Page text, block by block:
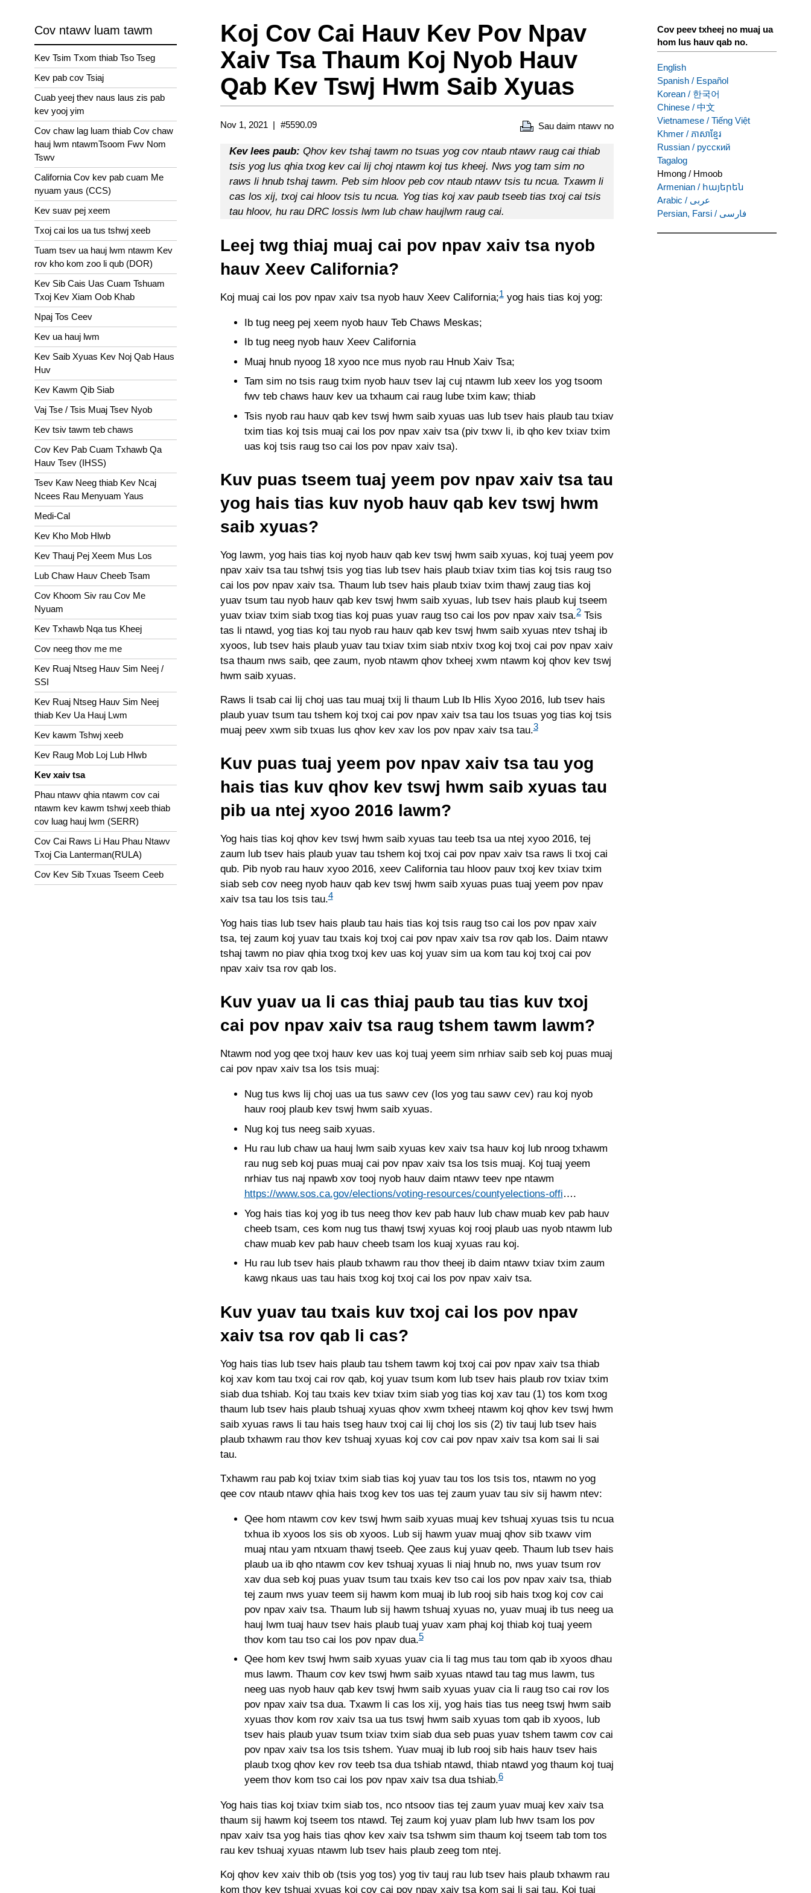
Cov ntawv luam tawm
Kev Tsim Txom thiab Tso Tseg
Kev pab cov Tsiaj
Cuab yeej thev naus laus zis pab
kev yooj yim
Cov chaw lag luam thiab Cov chaw
hauj lwm ntawmTsoom Fwv Nom
Tswv
California Cov kev pab cuam Me
nyuam yaus (CCS)
Kev suav pej xeem
Txoj cai los ua tus tshwj xeeb
Tuam tsev ua hauj lwm ntawm Kev
rov kho kom zoo li qub (DOR)
Kev Sib Cais Uas Cuam Tshuam
Txoj Kev Xiam Oob Khab
Npaj Tos Ceev
Kev ua hauj lwm
Kev Saib Xyuas Kev Noj Qab Haus
Huv
Kev Kawm Qib Siab
Vaj Tse / Tsis Muaj Tsev Nyob
Kev tsiv tawm teb chaws
Cov Kev Pab Cuam Txhawb Qa
Hauv Tsev (IHSS)
Tsev Kaw Neeg thiab Kev Ncaj
Ncees Rau Menyuam Yaus
Medi-Cal
Kev Kho Mob Hlwb
Kev Thauj Pej Xeem Mus Los
Lub Chaw Hauv Cheeb Tsam
Cov Khoom Siv rau Cov Me
Nyuam
Kev Txhawb Nqa tus Kheej
Cov neeg thov me me
Kev Ruaj Ntseg Hauv Sim Neej /
SSI
Kev Ruaj Ntseg Hauv Sim Neej
thiab Kev Ua Hauj Lwm
Kev kawm Tshwj xeeb
Kev Raug Mob Loj Lub Hlwb
Kev xaiv tsa
Phau ntawv qhia ntawm cov cai
ntawm kev kawm tshwj xeeb thiab
cov luag hauj lwm (SERR)
Cov Cai Raws Li Hau Phau Ntawv
Txoj Cia Lanterman(RULA)
Cov Kev Sib Txuas Tseem Ceeb
Koj Cov Cai Hauv Kev Pov Npav
Xaiv Tsa Thaum Koj Nyob Hauv
Qab Kev Tswj Hwm Saib Xyuas
Nov 1, 2021 #5590.09 Sau daim ntawv no
Kev lees paub: Qhov kev tshaj tawm no tsuas yog cov ntaub ntawv raug cai thiab
tsis yog lus qhia txog kev cai lij choj ntawm koj tus kheej. Nws yog tam sim no
raws li hnub tshaj tawm. Peb sim hloov peb cov ntaub ntawv tsis tu ncua. Txawm li
cas los xij, txoj cai hloov tsis tu ncua. Yog tias koj xav paub tseeb tias txoj cai tsis
tau hloov, hu rau DRC lossis lwm lub chaw haujlwm raug cai.
Leej twg thiaj muaj cai pov npav xaiv tsa nyob
hauv Xeev California?
Koj muaj cai los pov npav xaiv tsa nyob hauv Xeev California;1yog hais tias koj yog:
Ib tug neeg pej xeem nyob hauv Teb Chaws Meskas;
Ib tug neeg nyob hauv Xeev California
Muaj hnub nyoog 18 xyoo nce mus nyob rau Hnub Xaiv Tsa;
Tam sim no tsis raug txim nyob hauv tsev laj cuj ntawm lub xeev los yog tsoom
fwv teb chaws hauv kev ua txhaum cai raug lube txim kaw; thiab
Tsis nyob rau hauv qab kev tswj hwm saib xyuas uas lub tsev hais plaub tau txiav
txim tias koj tsis muaj cai los pov npav xaiv tsa (piv txwv li, ib qho kev txiav txim
uas koj tsis raug tso cai los pov npav xaiv tsa).
Kuv puas tseem tuaj yeem pov npav xaiv tsa tau
yog hais tias kuv nyob hauv qab kev tswj hwm
saib xyuas?
Yog lawm, yog hais tias koj nyob hauv qab kev tswj hwm saib xyuas, koj tuaj yeem pov
npav xaiv tsa tau tshwj tsis yog tias lub tsev hais plaub txiav txim tias koj tsis raug tso
cai los pov npav xaiv tsa. Thaum lub tsev hais plaub txiav txim thawj zaug tias koj
yuav tsum tau nyob hauv qab kev tswj hwm saib xyuas, lub tsev hais plaub kuj tseem
yuav txiav txim siab txog tias koj puas yuav raug tso cai los pov npav xaiv tsa.2Tsis
tas li ntawd, yog tias koj tau nyob rau hauv qab kev tswj hwm saib xyuas ntev tshaj ib
xyoos, lub tsev hais plaub yuav tau txiav txim siab ntxiv txog koj txoj cai pov npav xaiv
tsa thaum nws saib, qee zaum, nyob ntawm qhov txheej xwm ntawm koj qhov kev tswj
hwm saib xyuas.
Raws li tsab cai lij choj uas tau muaj txij li thaum Lub Ib Hlis Xyoo 2016, lub tsev hais
plaub yuav tsum tau tshem koj txoj cai pov npav xaiv tsa tau los tsuas yog tias koj tsis
muaj peev xwm sib txuas lus qhov kev xav los pov npav xaiv tsa tau.3
Kuv puas tuaj yeem pov npav xaiv tsa tau yog
hais tias kuv qhov kev tswj hwm saib xyuas tau
pib ua ntej xyoo 2016 lawm?
Yog hais tias koj qhov kev tswj hwm saib xyuas tau teeb tsa ua ntej xyoo 2016, tej
zaum lub tsev hais plaub yuav tau tshem koj txoj cai pov npav xaiv tsa raws li txoj cai
qub. Pib nyob rau hauv xyoo 2016, xeev California tau hloov pauv txoj kev txiav txim
siab seb cov neeg nyob hauv qab kev tswj hwm saib xyuas puas tuaj yeem pov npav
xaiv tsa tau los tsis tau.4
Yog hais tias lub tsev hais plaub tau hais tias koj tsis raug tso cai los pov npav xaiv
tsa, tej zaum koj yuav tau txais koj txoj cai pov npav xaiv tsa rov qab los. Daim ntawv
tshaj tawm no piav qhia txog txoj kev uas koj yuav sim ua kom tau koj txoj cai pov
npav xaiv tsa rov qab los.
Kuv yuav ua li cas thiaj paub tau tias kuv txoj
cai pov npav xaiv tsa raug tshem tawm lawm?
Ntawm nod yog qee txoj hauv kev uas koj tuaj yeem sim nrhiav saib seb koj puas muaj
cai pov npav xaiv tsa los tsis muaj:
Nug tus kws lij choj uas ua tus sawv cev (los yog tau sawv cev) rau koj nyob
hauv rooj plaub kev tswj hwm saib xyuas.
Nug koj tus neeg saib xyuas.
Hu rau lub chaw ua hauj lwm saib xyuas kev xaiv tsa hauv koj lub nroog txhawm
rau nug seb koj puas muaj cai pov npav xaiv tsa los tsis muaj. Koj tuaj yeem
nrhiav tus naj npawb xov tooj nyob hauv daim ntawv teev npe ntawm
https://www.sos.ca.gov/elections/voting-resources/countyelections-offi….
Yog hais tias koj yog ib tus neeg thov kev pab hauv lub chaw muab kev pab hauv
cheeb tsam, ces kom nug tus thawj tswj xyuas koj rooj plaub uas nyob ntawm lub
chaw muab kev pab hauv cheeb tsam los kuaj xyuas rau koj.
Hu rau lub tsev hais plaub txhawm rau thov theej ib daim ntawv txiav txim zaum
kawg nkaus uas tau hais txog koj txoj cai los pov npav xaiv tsa.
Kuv yuav tau txais kuv txoj cai los pov npav
xaiv tsa rov qab li cas?
Yog hais tias lub tsev hais plaub tau tshem tawm koj txoj cai pov npav xaiv tsa thiab
koj xav kom tau txoj cai rov qab, koj yuav tsum kom lub tsev hais plaub rov txiav txim
siab dua tshiab. Koj tau txais kev txiav txim siab yog tias koj xav tau (1) tos kom txog
thaum lub tsev hais plaub tshuaj xyuas qhov xwm txheej ntawm koj qhov kev tswj hwm
saib xyuas raws li tau hais tseg hauv txoj cai lij choj los sis (2) tiv tauj lub tsev hais
plaub txhawm rau thov kev tshuaj xyuas koj cov cai pov npav xaiv tsa kom sai li sai
tau.
Txhawm rau pab koj txiav txim siab tias koj yuav tau tos los tsis tos, ntawm no yog
qee cov ntaub ntawv qhia hais txog kev tos uas tej zaum yuav tau siv sij hawm ntev:
Qee hom ntawm cov kev tswj hwm saib xyuas muaj kev tshuaj xyuas tsis tu ncua
txhua ib xyoos los sis ob xyoos. Lub sij hawm yuav muaj qhov sib txawv vim
muaj ntau yam ntxuam thawj tseeb. Qee zaus kuj yuav qeeb. Thaum lub tsev hais
plaub ua ib qho ntawm cov kev tshuaj xyuas li niaj hnub no, nws yuav tsum rov
xav dua seb koj puas yuav tsum tau txais kev tso cai los pov npav xaiv tsa, thiab
tej zaum nws yuav teem sij hawm kom muaj ib lub rooj sib hais txog koj cov cai
pov npav xaiv tsa. Thaum lub sij hawm tshuaj xyuas no, yuav muaj ib tus neeg ua
hauj lwm tuaj hauv tsev hais plaub tuaj yuav xam phaj koj thiab koj tuaj yeem
thov kom tau tso cai los pov npav dua.5
Qee hom kev tswj hwm saib xyuas yuav cia li tag mus tau tom qab ib xyoos dhau
mus lawm. Thaum cov kev tswj hwm saib xyuas ntawd tau tag mus lawm, tus
neeg uas nyob hauv qab kev tswj hwm saib xyuas yuav cia li raug tso cai rov los
pov npav xaiv tsa dua. Txawm li cas los xij, yog hais tias tus neeg tswj hwm saib
xyuas thov kom rov xaiv tsa ua tus tswj hwm saib xyuas tom qab ib xyoos, lub
tsev hais plaub yuav tsum txiav txim siab dua seb puas yuav tshem tawm cov cai
pov npav xaiv tsa los tsis tshem. Yuav muaj ib lub rooj sib hais hauv tsev hais
plaub txog qhov kev rov teeb tsa dua tshiab ntawd, thiab ntawd yog thaum koj tuaj
yeem thov kom tso cai los pov npav xaiv tsa dua tshiab.6
Yog hais tias koj txiav txim siab tos, nco ntsoov tias tej zaum yuav muaj kev xaiv tsa
thaum sij hawm koj tseem tos ntawd. Tej zaum koj yuav plam lub hwv tsam los pov
npav xaiv tsa yog hais tias qhov kev xaiv tsa tshwm sim thaum koj tseem tab tom tos
rau kev tshuaj xyuas ntawm lub tsev hais plaub zeeg tom ntej.
Koj qhov kev xaiv thib ob (tsis yog tos) yog tiv tauj rau lub tsev hais plaub txhawm rau
kom thov kev tshuaj xyuas koj cov cai pov npav xaiv tsa kom sai li sai tau. Koj tuaj
Cov peev txheej no muaj ua
hom lus hauv qab no.
English
Spanish / Español
Korean / 한국어
Chinese / 中文
Vietnamese / Tiếng Việt
Khmer / ភាសាខ្មែរ
Russian / русский
Tagalog
Hmong / Hmoob
Armenian / հայերեն
Arabic / عربى
Persian, Farsi / فارسی